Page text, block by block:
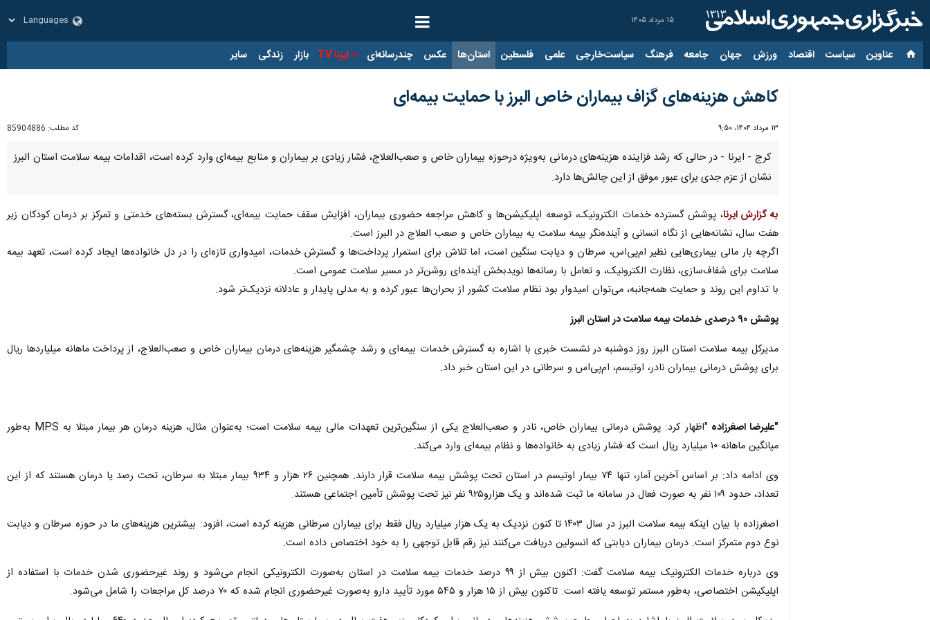
۱۵ مرداد ۱۴۰۵
عناوین‌ سیاست اقتصاد ورزش جهان جامعه فرهنگ سیاست‌خارجی علمی فلسطین استان‌ها عکس چندرسانه‌ای ایرنا TV بازار زندگی سایر
کاهش هزینه‌های گزاف بیماران خاص البرز با حمایت بیمه‌ای
۱۳ مرداد ۱۴۰۴، ۹:۵۰ کد مطلب: 85904886
کرج - ایرنا - در حالی که رشد فزاینده هزینه‌های درمانی به‌ویژه درحوزه بیماران خاص و صعب‌العلاج، فشار زیادی بر بیماران و منابع بیمه‌ای وارد کرده است، اقدامات بیمه سلامت استان البرز
نشان از عزم جدی برای عبور موفق از این چالش‌ها دارد.
به گزارش ایرنا، پوشش گسترده خدمات الکترونیک، توسعه اپلیکیشن‌ها و کاهش مراجعه حضوری بیماران، افزایش سقف حمایت بیمه‌ای، گسترش بسته‌های خدمتی و تمرکز بر درمان کودکان زیر
هفت سال، نشانه‌هایی از نگاه انسانی و آینده‌نگر بیمه سلامت به بیماران خاص و صعب العلاج در البرز است.
اگرچه بار مالی بیماری‌هایی نظیر ام‌پی‌اس، سرطان و دیابت سنگین است، اما تلاش برای استمرار پرداخت‌ها و گسترش خدمات، امیدواری تازه‌ای را در دل خانواده‌ها ایجاد کرده است، تعهد بیمه
سلامت برای شفاف‌سازی، نظارت الکترونیک، و تعامل با رسانه‌ها نویدبخش آینده‌ای روشن‌تر در مسیر سلامت عمومی است.
با تداوم این روند و حمایت همه‌جانبه، می‌توان امیدوار بود نظام سلامت کشور از بحران‌ها عبور کرده و به مدلی پایدار و عادلانه نزدیک‌تر شود.
پوشش ۹۰ درصدی خدمات بیمه سلامت در استان البرز
مدیرکل بیمه سلامت استان البرز روز دوشنبه در نشست خبری با اشاره به گسترش خدمات بیمه‌ای و رشد چشمگیر هزینه‌های درمان بیماران خاص و صعب‌العلاج، از پرداخت ماهانه میلیاردها ریال
برای پوشش درمانی بیماران نادر، اوتیسم، ام‌پی‌اس و سرطانی در این استان خبر داد.
"علیرضا اصغرزاده
"اظهار کرد: پوشش درمانی بیماران خاص، نادر و صعب‌العلاج یکی از سنگین‌ترین تعهدات مالی بیمه سلامت است؛ به‌عنوان مثال، هزینه درمان هر بیمار مبتلا به MPS به‌طور
میانگین ماهانه ۱۰ میلیارد ریال است که فشار زیادی به خانواده‌ها و نظام بیمه‌ای وارد می‌کند.
وی ادامه داد: بر اساس آخرین آمار، تنها ۷۴ بیمار اوتیسم در استان تحت پوشش بیمه سلامت قرار دارند. همچنین ۲۶ هزار و ۹۳۴ بیمار مبتلا به سرطان، تحت رصد یا درمان هستند که از این
تعداد، حدود ۱۰۹ نفر به صورت فعال در سامانه ما ثبت شده‌اند و یک هزارو۹۲۵ نفر نیز تحت پوشش تأمین اجتماعی هستند.
اصغرزاده با بیان اینکه بیمه سلامت البرز در سال ۱۴۰۳ تا کنون نزدیک به یک هزار میلیارد ریال فقط برای بیماران سرطانی هزینه کرده است، افزود: بیشترین هزینه‌های ما در حوزه سرطان و دیابت
نوع دوم متمرکز است. درمان بیماران دیابتی که انسولین دریافت می‌کنند نیز رقم قابل توجهی را به خود اختصاص داده است.
وی درباره خدمات الکترونیک بیمه سلامت گفت: اکنون بیش از ۹۹ درصد خدمات بیمه سلامت در استان به‌صورت الکترونیکی انجام می‌شود و روند غیرحضوری شدن خدمات با استفاده از
اپلیکیشن اختصاصی، به‌طور مستمر توسعه یافته است. تاکنون بیش از ۱۵ هزار و ۵۴۵ مورد تأیید دارو به‌صورت غیرحضوری انجام شده که ۷۰ درصد کل مراجعات را شامل می‌شود.